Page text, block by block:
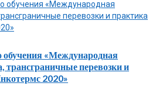
обучения «Международная
трансграничные перевозки и
2020»